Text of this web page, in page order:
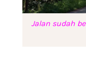
Jalan sudah